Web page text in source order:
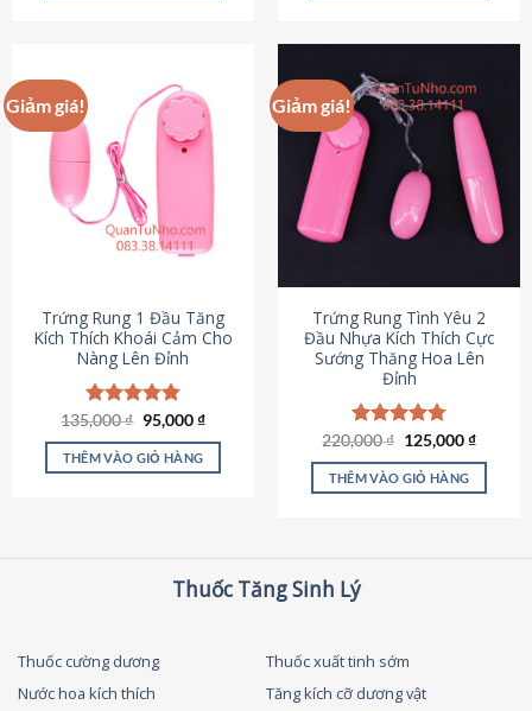
có
nhiều
biến
thể.
Các
tùy
chọn
được
chọn
trên
trang
sản
phẩm
Giảm giá!
Trứng Rung 1 Đầu Tăng
Kích Thích Khoái Cảm Cho
Nàng Lên Đỉnh
Được xếp
hạng4.87
5 sao
135,000₫ Giá
gốc
là:
135,000 ₫.
95,000₫Giá
tại
THÊM VÀO GIỎ HÀNG
Giảm giá!
Trứng Rung Tình Yêu 2
Đầu Nhựa Kích Thích Cực
Sướng Thăng Hoa Lên
Đỉnh
Được xếp
hạng4.79
5 sao
220,000₫ Giá
là:
220,000 ₫.
125,000₫Giá
tại
THÊM VÀO GIỎ HÀNG
Thuốc Tăng Sinh Lý
Thuốc cường dương
Thuốc xuất tinh sớm
Nước hoa kích thích
Tăng kích cỡ dương vật